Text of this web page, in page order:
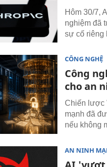
Hôm 30/7,
nghiệm đã
sự cố riêng
CÔNG NGHỆ
Công
cho an
Chiến lược
mạnh đã
nếu không
AN NINH